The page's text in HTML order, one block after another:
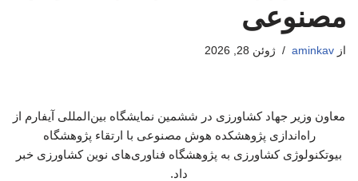
مصنوعی
از aminkav ژوئن 28, 2026
معاون وزیر جهاد کشاورزی در ششمین نمایشگاه بین‌المللی آیفارم از
راه‌اندازی پژوهشکده هوش مصنوعی با ارتقاء پژوهشگاه
بیوتکنولوژی کشاورزی به پژوهشگاه فناوری‌های نوین کشاورزی خبر
داد.